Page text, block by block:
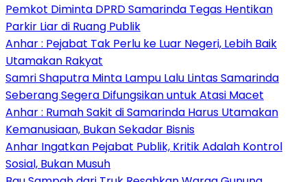
Pemkot Diminta DPRD Samarinda Tegas Hentikan
Parkir Liar di Ruang Publik
Anhar : Pejabat Tak Perlu ke Luar Negeri, Lebih Baik
Utamakan Rakyat
Samri Shaputra Minta Lampu Lalu Lintas Samarinda
Seberang Segera Difungsikan untuk Atasi Macet
Anhar : Rumah Sakit di Samarinda Harus Utamakan
Kemanusiaan, Bukan Sekadar Bisnis
Anhar Ingatkan Pejabat Publik, Kritik Adalah Kontrol
Sosial, Bukan Musuh